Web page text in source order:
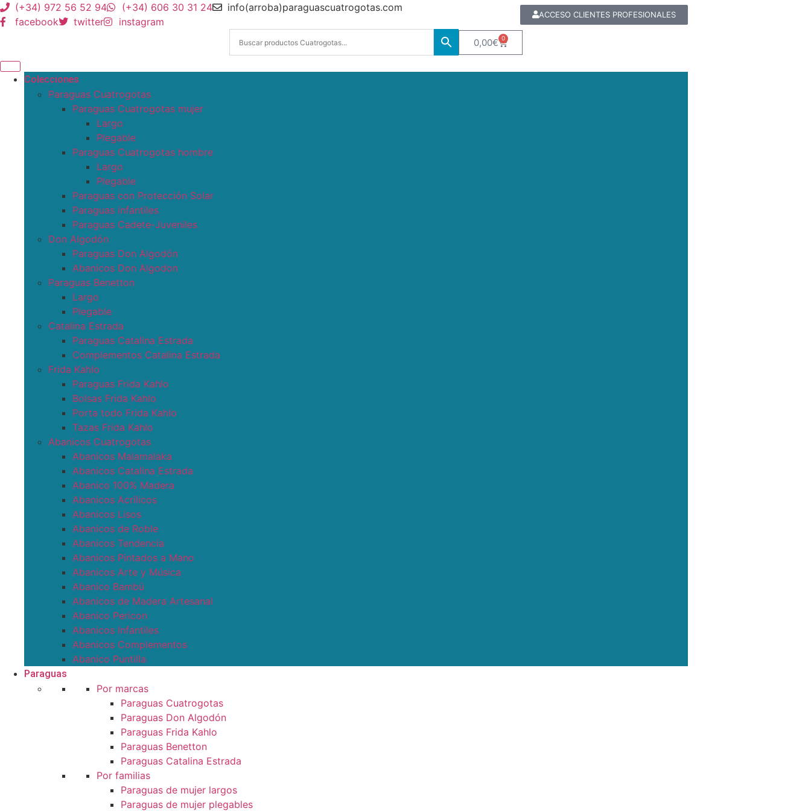
(+34) 972 56 52 94 (+34) 606 30 31 24
info(arroba)paraguascuatrogotas.com
facebook
twitter instagram
ACCESO CLIENTES PROFESIONALES
0,00€ 0
Colecciones
Paraguas Cuatrogotas
Paraguas Cuatrogotas mujer
Largo
Plegable
Paraguas Cuatrogotas hombre
Largo
Plegable
Paraguas con Protección Solar
Paraguas infantiles
Paraguas Cadete-Juveniles
Don Algodón
Paraguas Don Algodón
Abanicos Don Algodon
Paraguas Benetton
Largo
Plegable
Catalina Estrada
Paraguas Catalina Estrada
Complementos Catalina Estrada
Frida Kahlo
Paraguas Frida Kahlo
Bolsas Frida Kahlo
Porta todo Frida Kahlo
Tazas Frida Kahlo
Abanicos Cuatrogotas
Abanicos Malamalaka
Abanicos Catalina Estrada
Abanico 100% Madera
Abanicos Acrílicos
Abanicos Lisos
Abanicos de Roble
Abanicos Tendencia
Abanicos Pintados a Mano
Abanicos Arte y Música
Abanico Bambú
Abanicos de Madera Artesanal
Abanico Pericon
Abanicos Infantiles
Abanicos Complementos
Abanico Puntilla
Paraguas
Por marcas
Paraguas Cuatrogotas
Paraguas Don Algodón
Paraguas Frida Kahlo
Paraguas Benetton
Paraguas Catalina Estrada
Por familias
Paraguas de mujer largos
Paraguas de mujer plegables